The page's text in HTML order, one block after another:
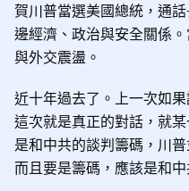
賀川普當選美國總統，通
邊經濟、政治與安全關係
與外交震盪。
近十年過去了。上一次如
這次就是真正的對話，就
是和中共的談判籌碼，川
而且要是籌碼，應該是和